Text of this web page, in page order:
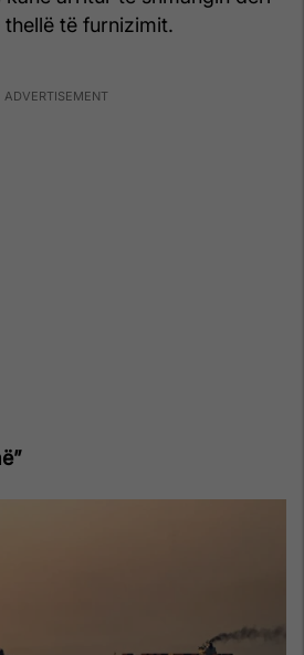
të furnizimit.